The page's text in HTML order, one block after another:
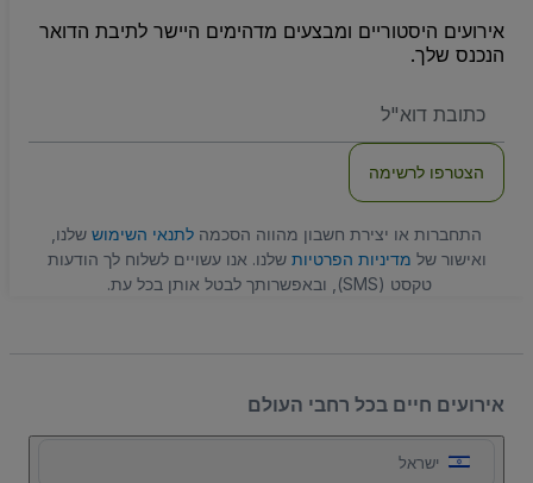
אירועים היסטוריים ומבצעים מדהימים היישר לתיבת הדואר
הנכנס שלך.
שלכם
הצטרפו לרשימה
התחברות או יצירת חשבון מהווה הסכמה לתנאי השימוש שלנו,
ואישור של מדיניות הפרטיות שלנו. אנו עשויים לשלוח לך הודעות
טקסט (SMS), ובאפשרותך לבטל אותן בכל עת.
אירועים חיים בכל רחבי העולם
ישראל